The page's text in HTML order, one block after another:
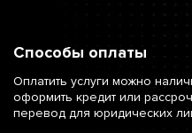
Способы оплаты
Оплатить услуги можно
оформить кредит или
перевод для юридических